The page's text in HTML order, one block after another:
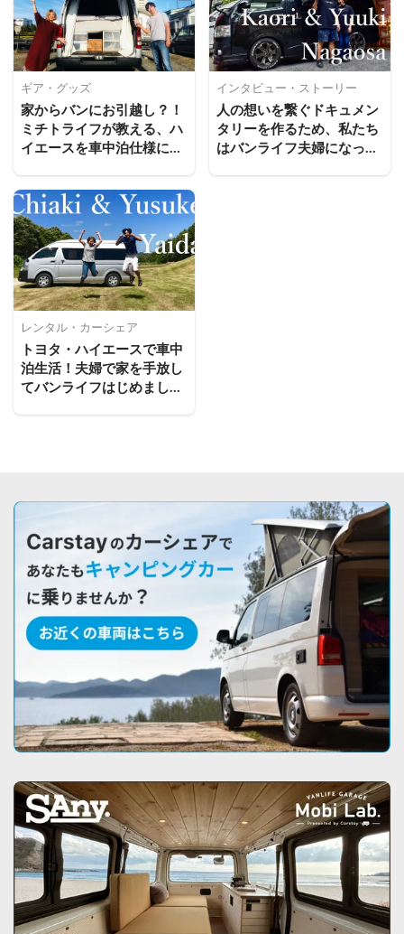
ギア・グッズ
家からバンにお引越し？！
ミチトライフが教える、ハ
イエースを車中泊仕様にす
インタビュー・ストーリー
人の想いを繋ぐドキュメン
タリーを作るため、私たち
はバンライフ夫婦になった
レンタル・カーシェア
トヨタ・ハイエースで車中
泊生活！夫婦で家を手放し
てバンライフはじめました